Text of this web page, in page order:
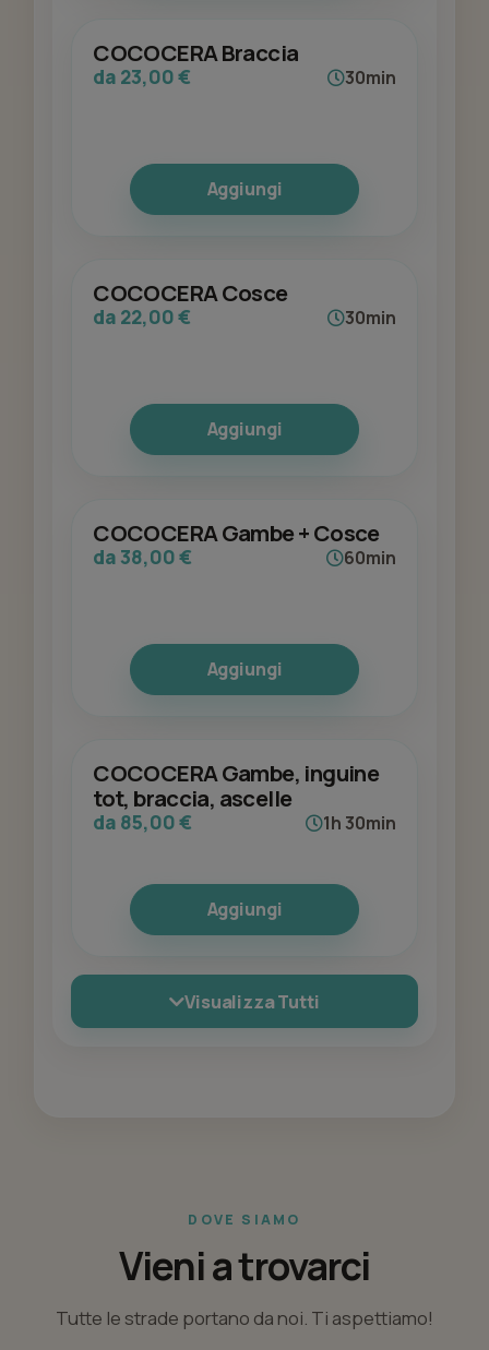
COCOCERA Braccia
da 23,00 € 30min
Aggiungi
COCOCERA Cosce
da 22,00 € 30min
Aggiungi
COCOCERA Gambe + Cosce
da 38,00 € 60min
Aggiungi
COCOCERA Gambe, inguine
tot, braccia, ascelle
da 85,00 € 1h 30min
Aggiungi
Visualizza Tutti
DOVE SIAMO
Vieni a trovarci
Tutte le strade portano da noi. Ti aspettiamo!